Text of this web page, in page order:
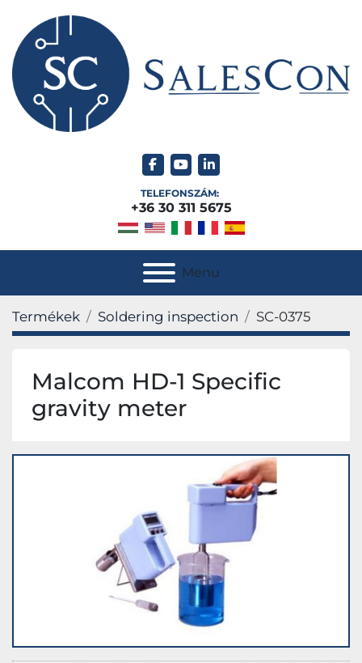
facebook
youtubelinkedin
TELEFONSZÁM:
+36 30 311 5675
Menu
Termékek Soldering inspection SC-0375
Malcom HD-1 Specific
gravity meter